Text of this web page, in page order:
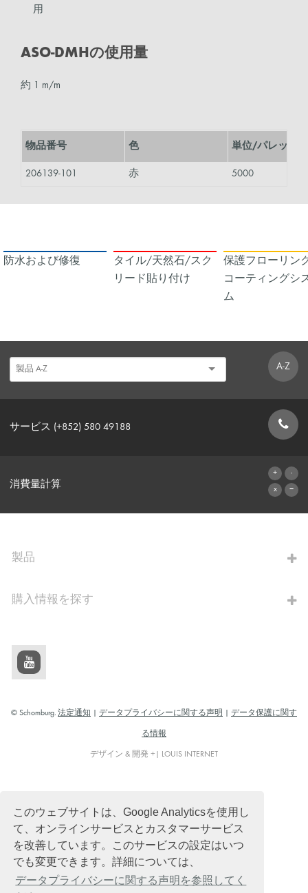
このウェブサイトは、Google Analyticsを使用し
て、オンラインサービスとカスタマーサービス
を改善しています。このサービスの設定はいつ
でも変更できます。詳細については、
データプライバシーに関する声明を参照してく
用
ASO-DMHの使用量
約 1 m/m
物品番号 色 単位/パレット
206139-101 赤 5000
防水および修復
タイル/天然石/スク
リード貼り付け
保護フローリン
コーティングシ
ム
A-Z
サービス (+852) 580 49188
消費量計算
製品
購入情報を探す
© Schomburg. 法定通知 データプライバシーに関する声明 データ保護に関す
る情報
デザイン & 開発 +| LOUIS INTERNET